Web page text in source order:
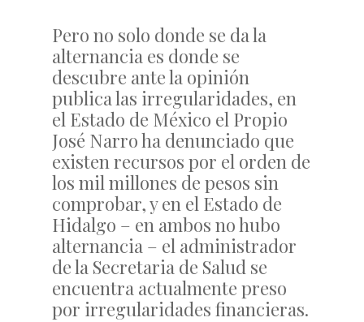
Pero no solo donde se da la
alternancia es donde se
descubre ante la opinión
publica las irregularidades, en
el Estado de México el Propio
José Narro ha denunciado que
existen recursos por el orden de
los mil millones de pesos sin
comprobar, y en el Estado de
Hidalgo – en ambos no hubo
alternancia – el administrador
de la Secretaria de Salud se
encuentra actualmente preso
por irregularidades financieras.